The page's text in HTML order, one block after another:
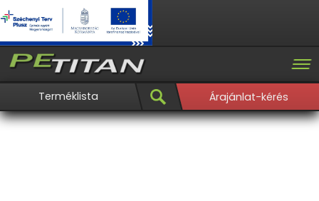
Terméklista Árajánlat-kérés